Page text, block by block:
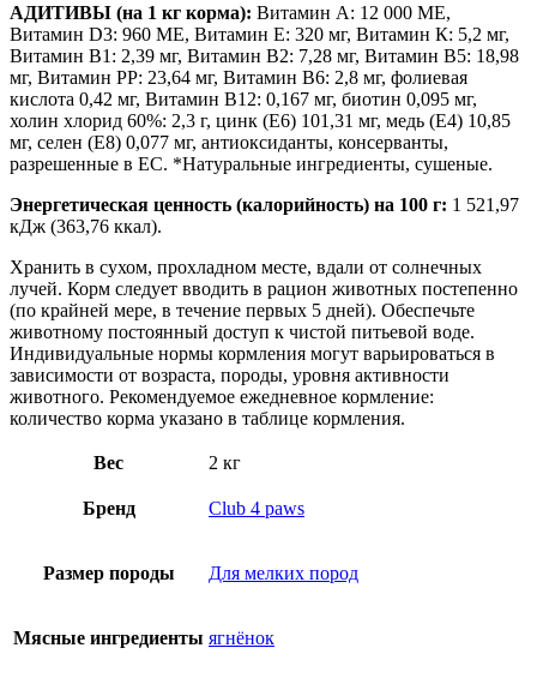
АДИТИВЫ (на 1 кг корма): Витамин А: 12 000 МЕ,
Витамин D3: 960 МЕ, Витамин Е: 320 мг, Витамин К: 5,2 мг,
Витамин В1: 2,39 мг, Витамин В2: 7,28 мг, Витамин В5: 18,98
мг, Витамин PP: 23,64 мг, Витамин В6: 2,8 мг, фолиевая
кислота 0,42 мг, Витамин В12: 0,167 мг, биотин 0,095 мг,
холин хлорид 60%: 2,3 г, цинк (E6) 101,31 мг, медь (E4) 10,85
мг, селен (E8) 0,077 мг, антиоксиданты, консерванты,
разрешенные в ЕС. *Натуральные ингредиенты, сушеные.
Энергетическая ценность (калорийность) на 100 г: 1 521,97
кДж (363,76 ккал).
Хранить в сухом, прохладном месте, вдали от солнечных
лучей. Корм следует вводить в рацион животных постепенно
(по крайней мере, в течение первых 5 дней). Обеспечьте
животному постоянный доступ к чистой питьевой воде.
Индивидуальные нормы кормления могут варьироваться в
зависимости от возраста, породы, уровня активности
животного. Рекомендуемое ежедневное кормление:
количество корма указано в таблице кормления.
Вес 2 кг
Бренд Club 4 paws
Размер породы Для мелких пород
Мясные ингредиенты ягнёнок